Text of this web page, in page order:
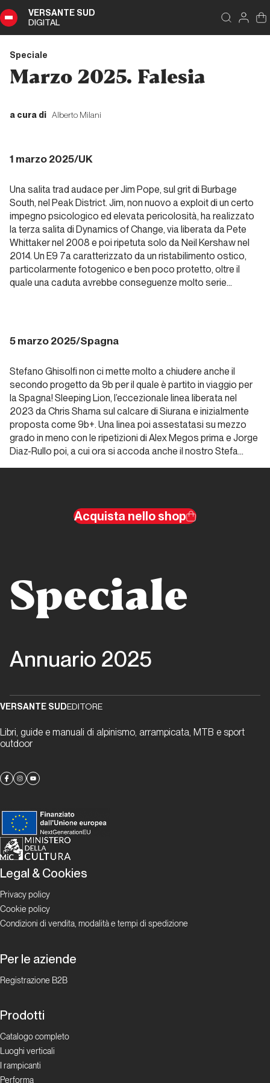
VERSANTE SUD
DIGITAL
Indice
Speciale
Editoriale
Editoriale
Novembre
2024.
Alpinismo
Report Alpinismo e
ghiaccio
Dicembre
2024.
Alpinismo
e ghiaccio
Report Alpinismo e
Febbraio
Alpinismo
e ghiaccio
Report Alpinismo e
ghiaccio
Marzo
Alpinismo
e ghiaccio
Report Alpinismo e
ghiaccio
Aprile
2025.
Alpinismo
e ghiaccio
Report Alpinismo e
ghiaccio
Maggio
Alpinismo
ghiaccio
Report Alpinismo e
Marzo 2025. Falesia
Speciale
a cura di Alberto Milani
1 marzo 2025/UK
Una salita trad audace per Jim Pope, sul grit di Burbage
South, nel Peak District. Jim, non nuovo a exploit di un certo
impegno psicologico ed elevata pericolosità, ha realizzato
la terza salita di Dynamics of Change, via liberata da Pete
Whittaker nel 2008 e poi ripetuta solo da Neil Kershaw nel
2014. Un E9 7a caratterizzato da un ristabilimento ostico,
particolarmente fotogenico e ben poco protetto, oltre il
quale una caduta avrebbe conseguenze molto serie…
5 marzo 2025/Spagna
Stefano Ghisolfi non ci mette molto a chiudere anche il
secondo progetto da 9b per il quale è partito in viaggio per
la Spagna! Sleeping Lion, l’eccezionale linea liberata nel
2023 da Chris Shama sul calcare di Siurana e inizialmente
proposta come 9b+. Una linea poi assestatasi su mezzo
grado in meno con le ripetizioni di Alex Megos prima e Jorge
Diaz-Rullo poi, a cui ora si accoda anche il nostro Stefa…
Speciale
Annuario 2025
Acquista nello shop
VERSANTE SUDEDITORE
Libri, guide e manuali di alpinismo, arrampicata, MTB e sport
outdoor
Legal & Cookies
Privacy policy
Cookie policy
Condizioni di vendita, modalità e tempi di spedizione
Per le aziende
Registrazione B2B
Prodotti
Catalogo completo
Luoghi verticali
I rampicanti
Performa